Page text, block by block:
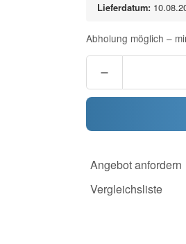
Lieferdatum:
Abholung möglich –
Angebot anfordern
Vergleichsliste